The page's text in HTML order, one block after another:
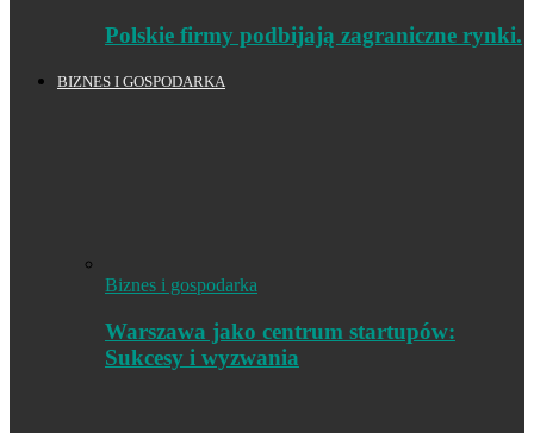
Polskie firmy podbijają zagraniczne rynki.
BIZNES I GOSPODARKA
Biznes i gospodarka
Warszawa jako centrum startupów:
Sukcesy i wyzwania